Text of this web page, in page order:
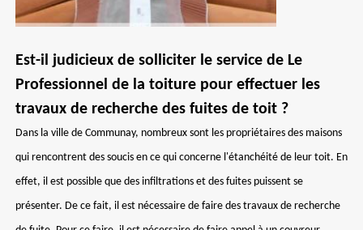
Est-il judicieux de solliciter le service de Le
Professionnel de la toiture pour effectuer les
travaux de recherche des fuites de toit ?
Dans la ville de Communay, nombreux sont les propriétaires des maisons
qui rencontrent des soucis en ce qui concerne l'étanchéité de leur toit. En
effet, il est possible que des infiltrations et des fuites puissent se
présenter. De ce fait, il est nécessaire de faire des travaux de recherche